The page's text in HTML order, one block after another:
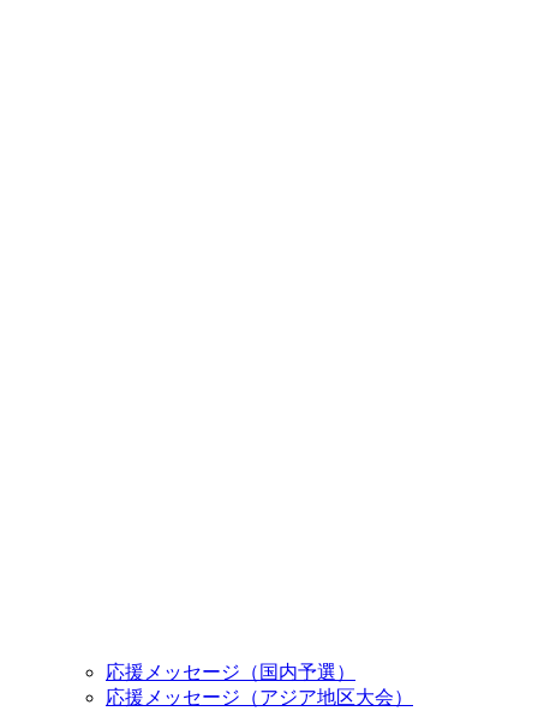
応援メッセージ（国内予選）
応援メッセージ（アジア地区大会）